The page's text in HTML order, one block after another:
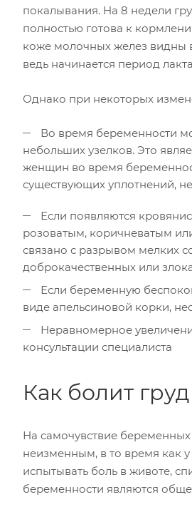
покалывания. На 8 недели
полностью готова к
коже молочных желез видны
ведь начинается период
Однако при некоторых
Во время беременности
небольших узелков. Это
женщин во время
существующих уплотнений,
Если появляются
розоватым, коричневатым
связано с разрывом мелких
доброкачественных или
Если беременную
виде апельсиновой корки,
Неравномерное
консультации специалиста
Как болит
На самочувствие
неизменным, в то время как
испытывать боль в животе,
беременности являются